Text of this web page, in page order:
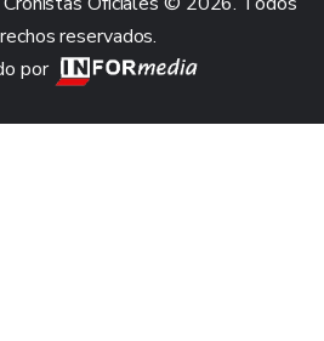
reservados.
por